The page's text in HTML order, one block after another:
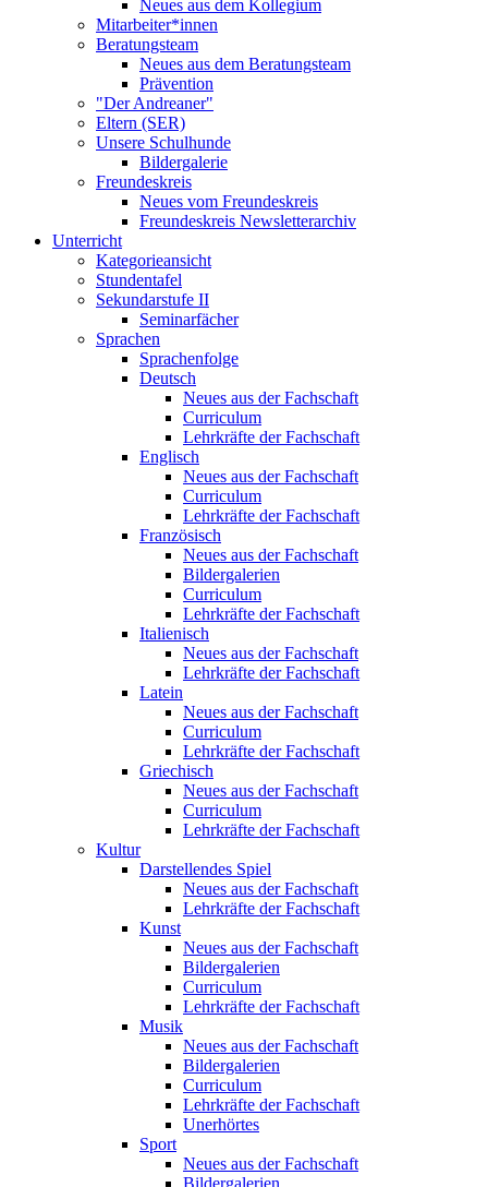
Neues aus dem Kollegium
Mitarbeiter*innen
Beratungsteam
Neues aus dem Beratungsteam
Prävention
"Der Andreaner"
Eltern (SER)
Unsere Schulhunde
Bildergalerie
Freundeskreis
Neues vom Freundeskreis
Freundeskreis Newsletterarchiv
Unterricht
Kategorieansicht
Stundentafel
Sekundarstufe II
Seminarfächer
Sprachen
Sprachenfolge
Deutsch
Neues aus der Fachschaft
Curriculum
Lehrkräfte der Fachschaft
Englisch
Neues aus der Fachschaft
Curriculum
Lehrkräfte der Fachschaft
Französisch
Neues aus der Fachschaft
Bildergalerien
Curriculum
Lehrkräfte der Fachschaft
Italienisch
Neues aus der Fachschaft
Lehrkräfte der Fachschaft
Latein
Neues aus der Fachschaft
Curriculum
Lehrkräfte der Fachschaft
Griechisch
Neues aus der Fachschaft
Curriculum
Lehrkräfte der Fachschaft
Kultur
Darstellendes Spiel
Neues aus der Fachschaft
Lehrkräfte der Fachschaft
Kunst
Neues aus der Fachschaft
Bildergalerien
Curriculum
Lehrkräfte der Fachschaft
Musik
Neues aus der Fachschaft
Bildergalerien
Curriculum
Lehrkräfte der Fachschaft
Unerhörtes
Sport
Neues aus der Fachschaft